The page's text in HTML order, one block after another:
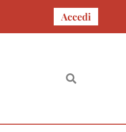
Accedi